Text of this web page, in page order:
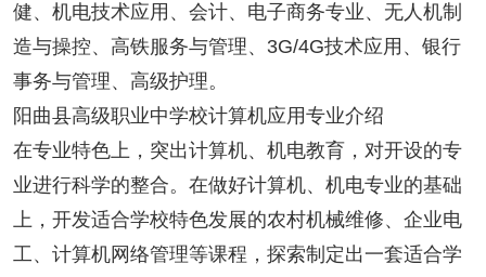
健、机电技术应用、会计、电子商务专业、无人机制
造与操控、高铁服务与管理、3G/4G技术应用、银行
事务与管理、高级护理。
阳曲县高级职业中学校计算机应用专业介绍
在专业特色上，突出计算机、机电教育，对开设的专
业进行科学的整合。在做好计算机、机电专业的基础
上，开发适合学校特色发展的农村机械维修、企业电
工、计算机网络管理等课程，探索制定出一套适合学